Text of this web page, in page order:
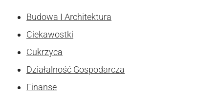
Budowa I Architektura
Ciekawostki
Cukrzyca
Działalność Gospodarcza
Finanse